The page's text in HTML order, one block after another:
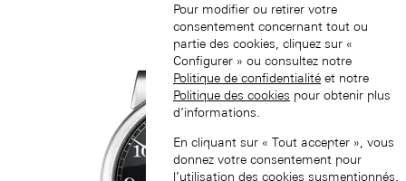
Pour modifier ou retirer votre
consentement concernant tout ou
partie des cookies, cliquez sur «
Configurer » ou consultez notre
Politique de confidentialité et notre
Politique des cookies pour obtenir plus
d’informations.
En cliquant sur « Tout accepter », vous
donnez votre consentement pour
l’utilisation des cookies susmentionnés.